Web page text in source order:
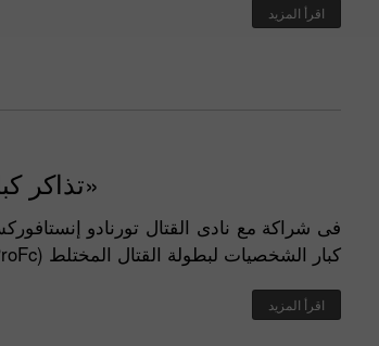
اقرأ المزيد
«تذاكر
فى شراكة مع نادى القتال تورنادو
كبار الشخصيات لبطولة القتال المختلط (ProFc) التى ترعاها الشركة
اقرأ المزيد